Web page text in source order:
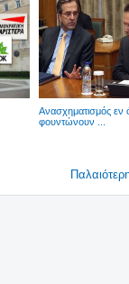
Ανασχηματισμός εν
φουντώνουν ...